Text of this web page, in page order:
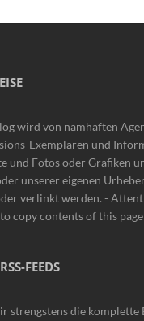
wird von namhaften
Exemplaren und
und Fotos oder Grafiken
unserer eigenen
verlinkt werden. -
copy contents of this page
FEEDS
strengstens die komplette